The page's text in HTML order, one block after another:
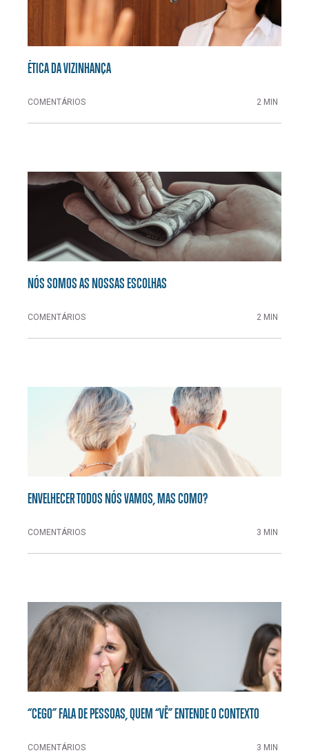
ÉTICA DA VIZINHANÇA
COMENTÁRIOS 2 MIN
NÓS SOMOS AS NOSSAS ESCOLHAS
COMENTÁRIOS 2 MIN
ENVELHECER TODOS NÓS VAMOS, MAS COMO?
COMENTÁRIOS 3 MIN
“CEGO” FALA DE PESSOAS, QUEM “VÊ” ENTENDE O CONTEXTO
COMENTÁRIOS 3 MIN